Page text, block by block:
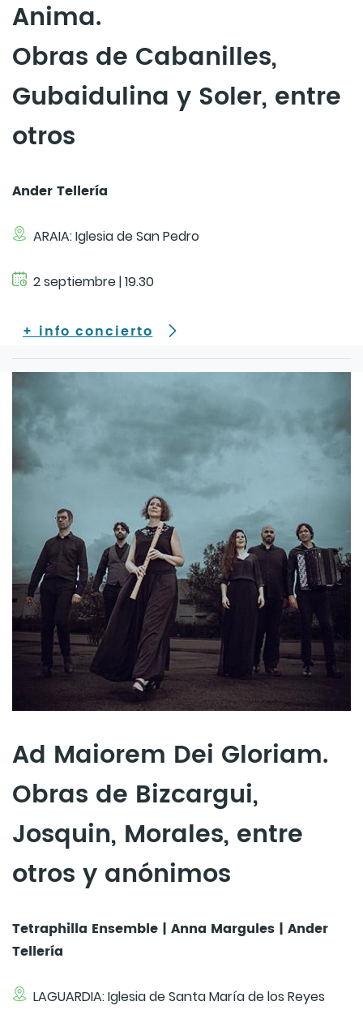
Anima.
Obras de Cabanilles,
Gubaidulina y Soler, entre
otros
Ander Tellería
ARAIA: Iglesia de San Pedro
2 septiembre | 19.30
+ info concierto
Ad Maiorem Dei Gloriam.
Obras de Bizcargui,
Josquin, Morales, entre
otros y anónimos
Tetraphilla Ensemble | Anna Margules | Ander
Tellería
LAGUARDIA: Iglesia de Santa María de los Reyes